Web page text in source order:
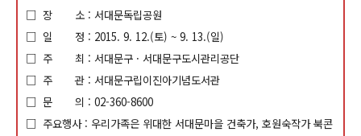
□ 장 소 : 서대문독립공원
□ 일 정 : 2015. 9. 12.(토) ~ 9. 13.(일)
□ 주 최 : 서대문구 · 서대문구도시관리공단
□ 주관 : 서대문구립이진아기념도서관
□ 문 의 : 02-360-8600
□ 주요행사 : 우리가족은 위대한 서대문마을 건축가, 호원숙작가 북콘